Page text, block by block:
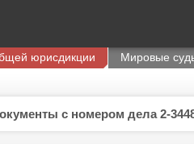
юрисдикции Мировые
с номером дела 2-